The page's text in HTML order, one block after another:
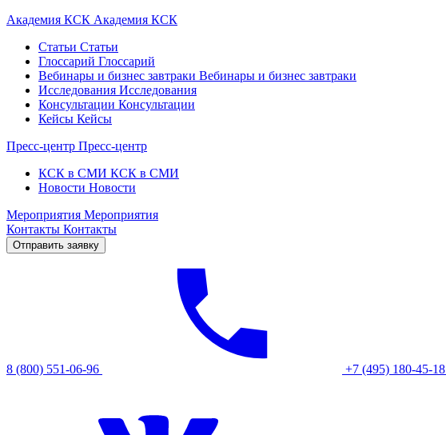
Академия КСК Академия КСК
Статьи Статьи
Глоссарий Глоссарий
Вебинары и бизнес завтраки Вебинары и бизнес завтраки
Исследования Исследования
Консультации Консультации
Кейсы Кейсы
Пресс-центр Пресс-центр
КСК в СМИ КСК в СМИ
Новости Новости
Мероприятия Мероприятия
Контакты Контакты
Отправить заявку
8 (800) 551-06-96 +7 (495) 180-45-18